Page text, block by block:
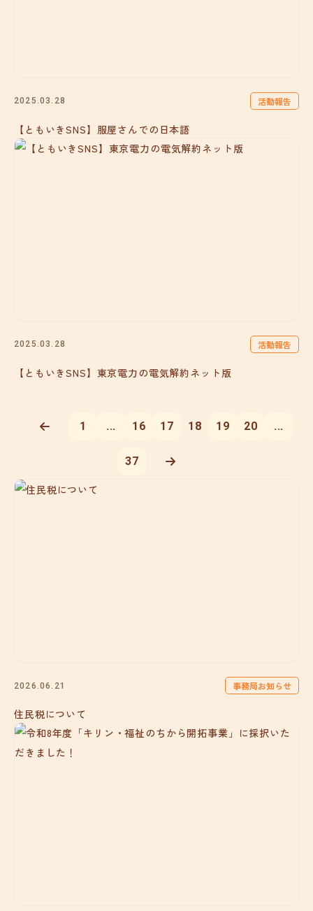
2025.03.28 活動報告
【ともいきSNS】服屋さんでの日本語
2025.03.28 活動報告
【ともいきSNS】東京電力の電気解約ネット版
1 ... 16 17 18 19 20 ...
37
2026.06.21 事務局お知らせ
住民税について